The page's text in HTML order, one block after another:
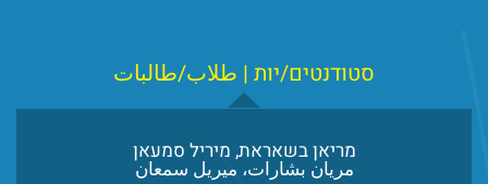
סטודנטים/יות | طلاب/طالبات
מריאן בשאראת, מיריל סמעאן
مريان بشارات، ميريل سمعان